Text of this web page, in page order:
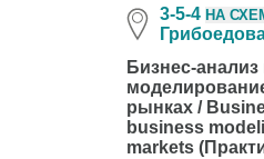
3-5-4 НА
Бизнес-анализ
рынках /
business
markets